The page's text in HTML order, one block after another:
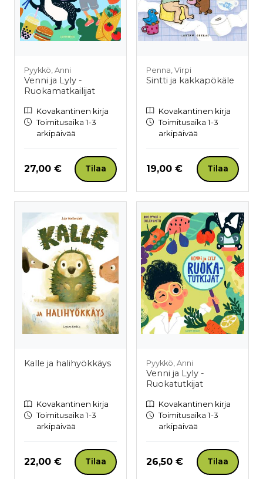
Pyykkö, Anni
Venni ja Lyly -
Ruokamatkailijat
Kovakantinen kirja
Toimitusaika 1-3
arkipäivää
Hinta nyt
27,00 € Tilaa
Penna, Virpi
Sintti ja kakkapökäle
Kovakantinen kirja
Toimitusaika 1-3
arkipäivää
Hinta nyt
19,00 € Tilaa
Kalle ja halihyökkäys
Kovakantinen kirja
Toimitusaika 1-3
arkipäivää
Hinta nyt
22,00 € Tilaa
Pyykkö, Anni
Venni ja Lyly -
Ruokatutkijat
Kovakantinen kirja
Toimitusaika 1-3
arkipäivää
Hinta nyt
26,50 € Tilaa